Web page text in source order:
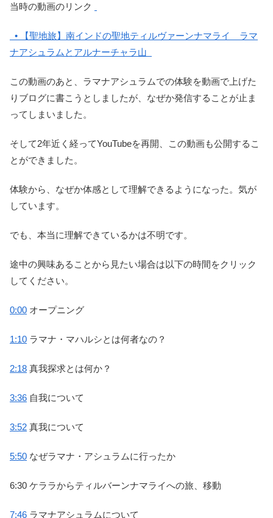
当時の動画のリンク
• 【聖地旅】南インドの聖地ティルヴァーンナマライ ラマ
ナアシュラムとアルナーチャラ山
この動画のあと、ラマナアシュラムでの体験を動画で上げた
りブログに書こうとしましたが、なぜか発信することが止ま
ってしまいました。
そして2年近く経ってYouTubeを再開、この動画も公開するこ
とができました。
体験から、なぜか体感として理解できるようになった。気が
しています。
でも、本当に理解できているかは不明です。
途中の興味あることから見たい場合は以下の時間をクリック
してください。
0:00 オープニング
1:10 ラマナ・マハルシとは何者なの？
2:18 真我探求とは何か？
3:36 自我について
3:52 真我について
5:50 なぜラマナ・アシュラムに行ったか
6:30 ケララからティルバーンナマライへの旅、移動
7:46 ラマナアシュラムについて